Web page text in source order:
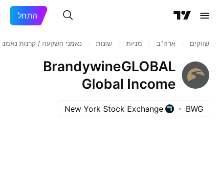
התחל
שווקים ארה"ב‏ מניות‏ שונות נאמני השקעה / קרנות
BrandywineGLOBAL
Global Income
Opportunities Fund Inc.
BWG
New York Stock Exchange